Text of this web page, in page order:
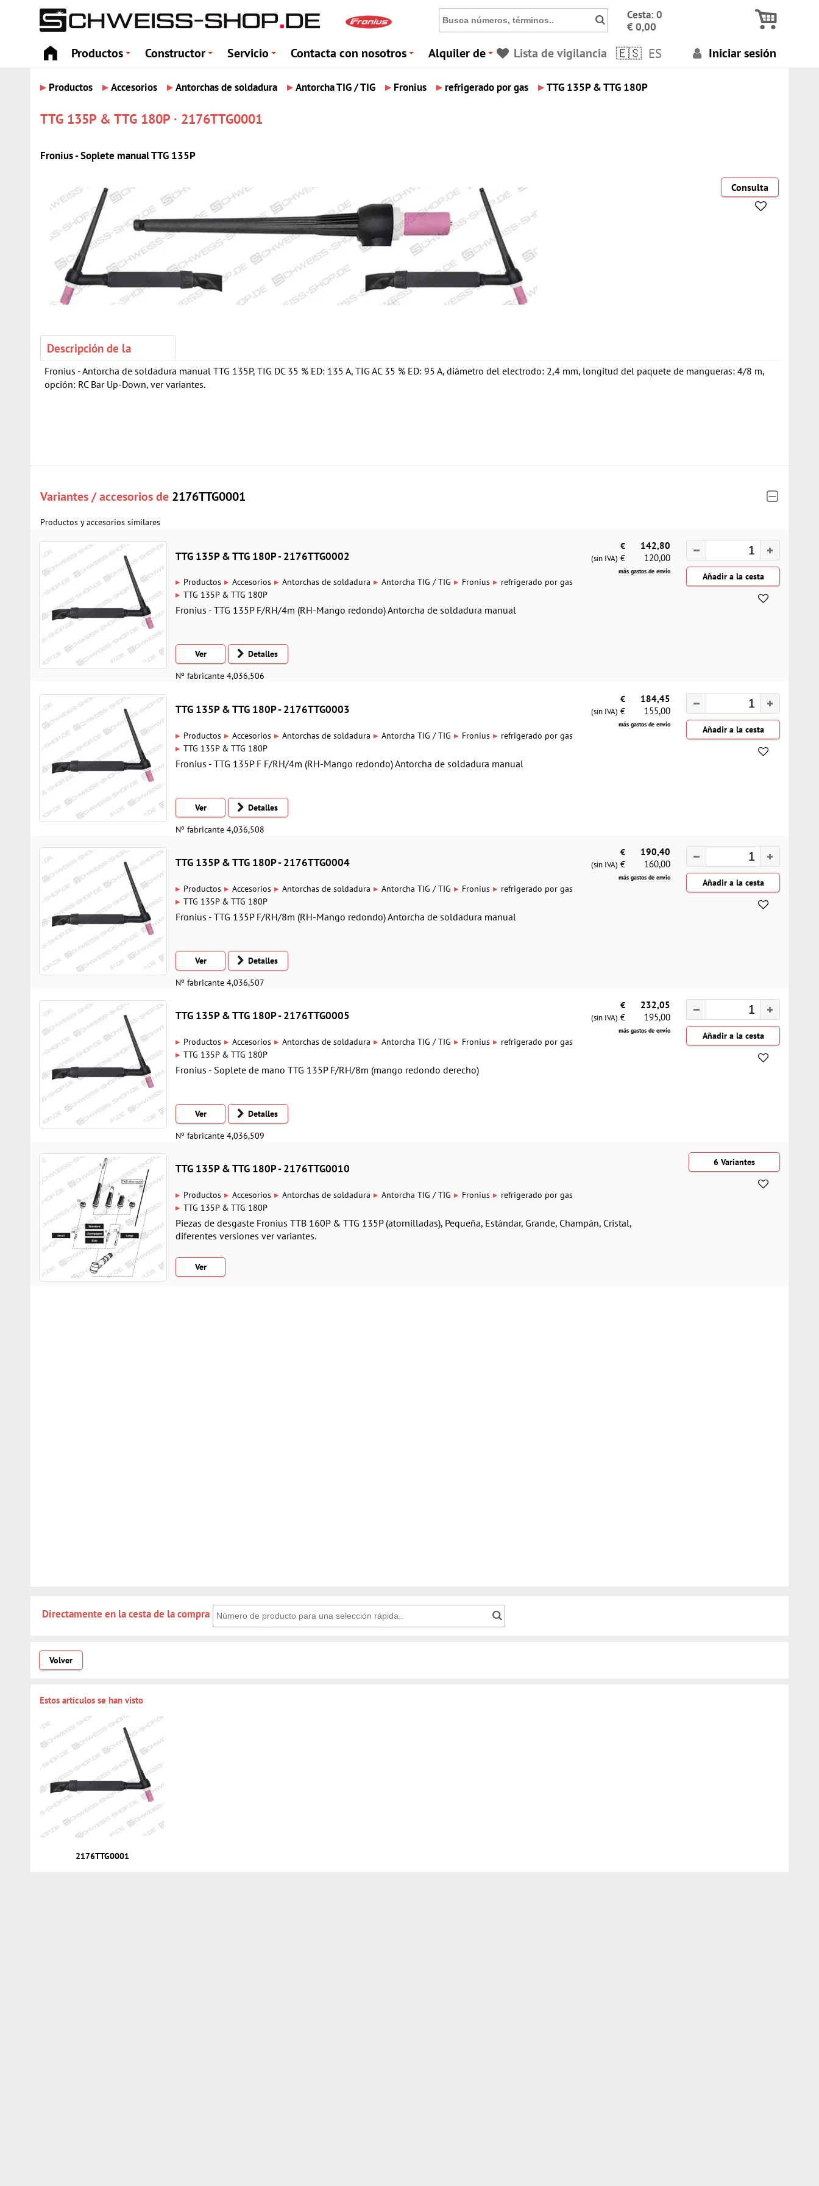
Icon Busca números, términos..
Cesta: 0
€ 0,00
Productos Constructor Servicio Contacta con nosotros Alquiler de Lista de vigilancia ES Iniciar sesión
▸ Productos ▸ Accesorios ▸ Antorchas de soldadura ▸ Antorcha TIG / TIG ▸ Fronius ▸ refrigerado por gas ▸ TTG 135P & TTG 180P
TTG 135P & TTG 180P · 2176TTG0001
Fronius - Soplete manual TTG 135P
Consulta
Descripción de la
Fronius - Antorcha de soldadura manual TTG 135P, TIG DC 35 % ED: 135 A, TIG AC 35 % ED: 95 A, diámetro del electrodo: 2,4 mm, longitud del paquete de mangueras: 4/8 m,
opción: RC Bar Up-Down, ver variantes.
Variantes / accesorios de 2176TTG0001
Productos y accesorios similares
TTG 135P & TTG 180P - 2176TTG0002
▸ Productos ▸ Accesorios ▸ Antorchas de soldadura ▸ Antorcha TIG / TIG ▸ Fronius ▸ refrigerado por gas
▸ TTG 135P & TTG 180P
Fronius - TTG 135P F/RH/4m (RH-Mango redondo) Antorcha de soldadura manual
Ver
Detalles
Nº fabricante 4,036,506
€ 142,80
(sin IVA) € 120,00
más gastos de envío
TTG 135P & TTG 180P - 2176TTG0003
▸ Productos ▸ Accesorios ▸ Antorchas de soldadura ▸ Antorcha TIG / TIG ▸ Fronius ▸ refrigerado por gas
▸ TTG 135P & TTG 180P
Fronius - TTG 135P F F/RH/4m (RH-Mango redondo) Antorcha de soldadura manual
Ver
Detalles
Nº fabricante 4,036,508
€ 184,45
(sin IVA) € 155,00
más gastos de envío
TTG 135P & TTG 180P - 2176TTG0004
▸ Productos ▸ Accesorios ▸ Antorchas de soldadura ▸ Antorcha TIG / TIG ▸ Fronius ▸ refrigerado por gas
▸ TTG 135P & TTG 180P
Fronius - TTG 135P F/RH/8m (RH-Mango redondo) Antorcha de soldadura manual
Ver
Detalles
Nº fabricante 4,036,507
€ 190,40
(sin IVA) € 160,00
más gastos de envío
TTG 135P & TTG 180P - 2176TTG0005
▸ Productos ▸ Accesorios ▸ Antorchas de soldadura ▸ Antorcha TIG / TIG ▸ Fronius ▸ refrigerado por gas
▸ TTG 135P & TTG 180P
Fronius - Soplete de mano TTG 135P F/RH/8m (mango redondo derecho)
Ver
Detalles
Nº fabricante 4,036,509
€ 232,05
(sin IVA) € 195,00
más gastos de envío
TTG 135P & TTG 180P - 2176TTG0010
▸ Productos ▸ Accesorios ▸ Antorchas de soldadura ▸ Antorcha TIG / TIG ▸ Fronius ▸ refrigerado por gas
▸ TTG 135P & TTG 180P
Piezas de desgaste Fronius TTB 160P & TTG 135P (atornilladas), Pequeña, Estándar, Grande, Champán, Cristal,
diferentes versiones ver variantes.
Ver
6 Variantes
Directamente en la cesta de la compra Directamente en la cesta de la compra: Número de producto para una selección rápida..
Volver
Estos artículos se han visto
2176TTG0001